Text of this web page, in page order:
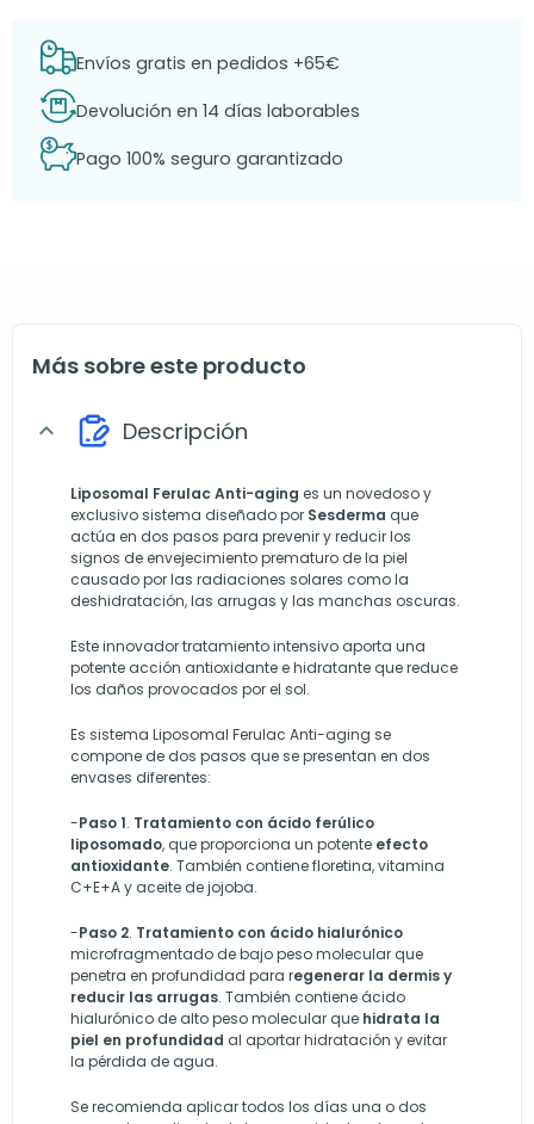
Envíos gratis en pedidos +65€
Devolución en 14 días laborables
Pago 100% seguro garantizado
Más sobre este producto
expand_more Descripción
Liposomal Ferulac Anti-aging es un novedoso y
exclusivo sistema diseñado por Sesderma que
actúa en dos pasos para prevenir y reducir los
signos de envejecimiento prematuro de la piel
causado por las radiaciones solares como la
deshidratación, las arrugas y las manchas oscuras.
Este innovador tratamiento intensivo aporta una
potente acción antioxidante e hidratante que reduce
los daños provocados por el sol.
Es sistema Liposomal Ferulac Anti-aging se
compone de dos pasos que se presentan en dos
envases diferentes:
-Paso 1. Tratamiento con ácido ferúlico
liposomado, que proporciona un potente efecto
antioxidante. También contiene floretina, vitamina
C+E+A y aceite de jojoba.
-Paso 2. Tratamiento con ácido hialurónico
microfragmentado de bajo peso molecular que
penetra en profundidad para regenerar la dermis y
reducir las arrugas. También contiene ácido
hialurónico de alto peso molecular que hidrata la
piel en profundidad al aportar hidratación y evitar
la pérdida de agua.
Se recomienda aplicar todos los días una o dos